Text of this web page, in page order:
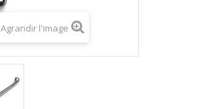
Agrandir l'image